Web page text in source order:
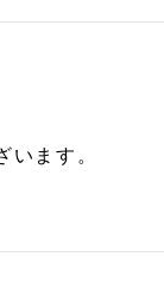
います。